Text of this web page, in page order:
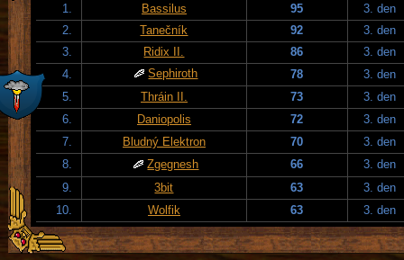
1.
Bassilus 95
3. den
2.
Tanečník 92
3. den
3.
Ridix II. 86
3. den
4.
Sephiroth 78
3. den
5.
Thráin II. 73
3. den
6.
Daniopolis 72
3. den
7.
Bludný Elektron 70
3. den
8.
Zgegnesh 66
3. den
9.
3bit 63
3. den
10.
Wolfik 63 3. den